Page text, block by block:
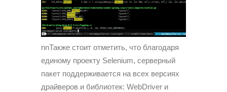
nnТакже стоит отметить, что благодаря
единому проекту Selenium, серверный
пакет поддерживается на всех версиях
драйверов и библиотек: WebDriver и